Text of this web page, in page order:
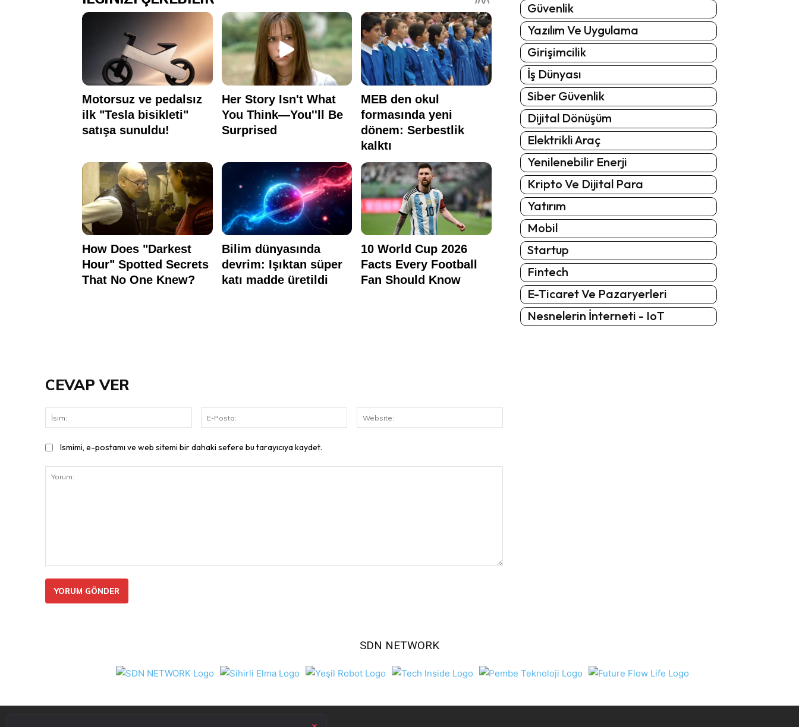
Güvenlik
Yazılım Ve Uygulama
Girişimcilik
İş Dünyası
Siber Güvenlik
Dijital Dönüşüm
Elektrikli Araç
Yenilenebilir Enerji
Kripto Ve Dijital Para
Yatırım
Mobil
Startup
Fintech
E-Ticaret Ve Pazaryerleri
Nesnelerin İnterneti - IoT
CEVAP VER
Posta:
Ismimi, e-postamı ve web sitemi bir dahaki sefere bu tarayıcıya kaydet.
SDN NETWORK